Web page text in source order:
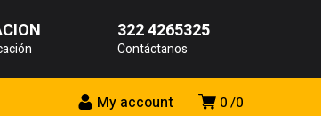
322 4265325
Contáctanos
0 0
My account